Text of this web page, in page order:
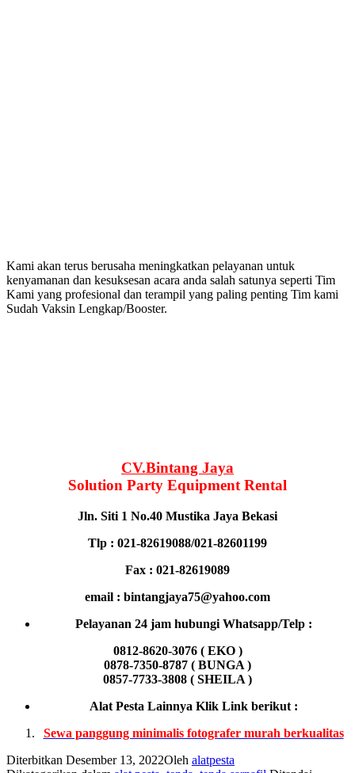
Kami akan terus berusaha meningkatkan pelayanan untuk
kenyamanan dan kesuksesan acara anda salah satunya seperti Tim
Kami yang profesional dan terampil yang paling penting Tim kami
Sudah Vaksin Lengkap/Booster.
CV.Bintang Jaya
Solution Party Equipment Rental
Jln. Siti 1 No.40 Mustika Jaya Bekasi
Tlp : 021-82619088/021-82601199
Fax : 021-82619089
email : bintangjaya75@yahoo.com
Pelayanan 24 jam hubungi Whatsapp/Telp :
0812-8620-3076 ( EKO )
0878-7350-8787 ( BUNGA )
0857-7733-3808 ( SHEILA )
Alat Pesta Lainnya Klik Link berikut :
Sewa panggung minimalis fotografer murah berkualitas
Diterbitkan Desember 13, 2022Oleh alatpesta